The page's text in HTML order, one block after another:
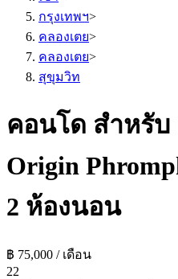
กรุงเทพฯ>
คลองเตย>
คลองเตย>
สุขุมวิท
คอนโด สำหรับ
Origin
2 ห้องนอน
฿ 75,000 / เดือน
22